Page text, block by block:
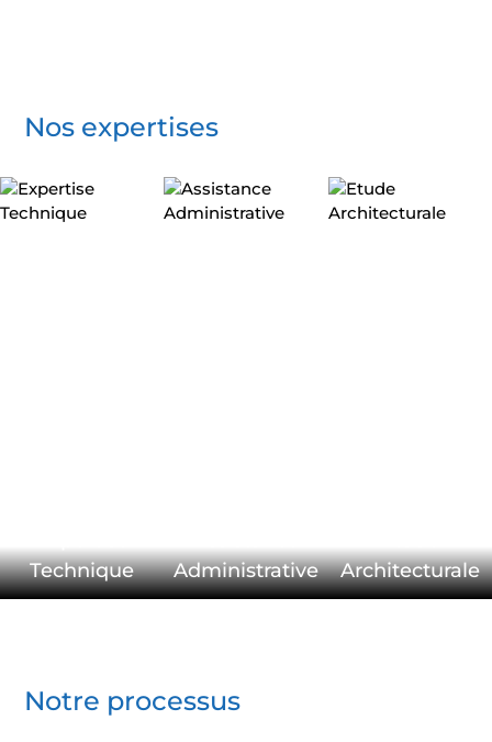
Nos expertises
Technique
Administrative
Architecturale
Notre processus